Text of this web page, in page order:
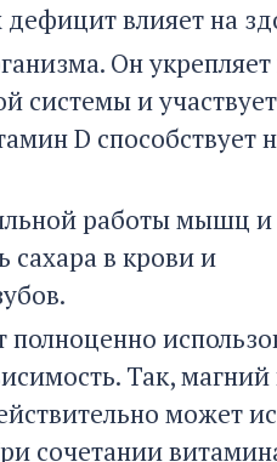
влияет на
Он
системы и
D способствует
работы мышц
сахара в крови и
Так, магний
может
сочетании